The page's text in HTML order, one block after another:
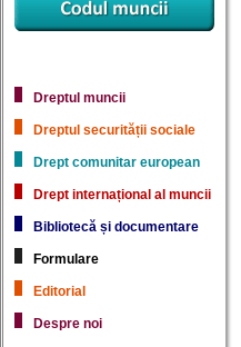
Dreptul muncii
Dreptul securității sociale
Drept comunitar european
Drept internațional al muncii
Bibliotecă și documentare
Formulare
Editorial
Despre noi